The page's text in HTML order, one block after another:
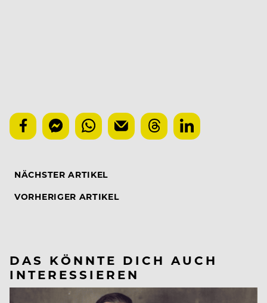
NÄCHSTER ARTIKEL
VORHERIGER ARTIKEL
DAS KÖNNTE DICH AUCH
INTERESSIEREN